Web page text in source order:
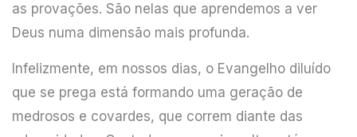
as provações. São nelas que aprendemos a ver
Deus numa dimensão mais profunda.
Infelizmente, em nossos dias, o Evangelho diluído
que se prega está formando uma geração de
medrosos e covardes, que correm diante das